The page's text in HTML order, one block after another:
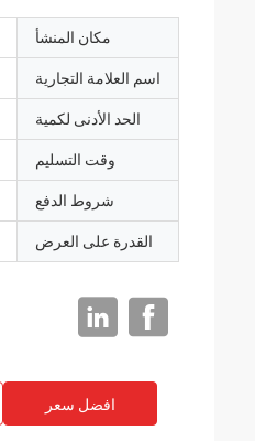
مكان المنشأ
اسم العلامة التجارية
الحد الأدنى لكمية
وقت التسليم
شروط الدفع
القدرة على العرض
افضل سعر